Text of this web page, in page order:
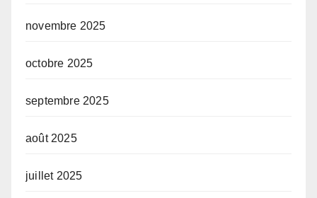
novembre 2025
octobre 2025
septembre 2025
août 2025
juillet 2025